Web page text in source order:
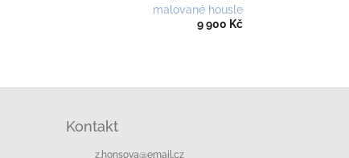
malované housle
9 900 Kč
Kontakt
z.honsova@email.cz